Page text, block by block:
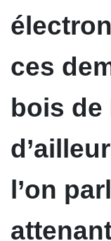
ces
bois
l’on